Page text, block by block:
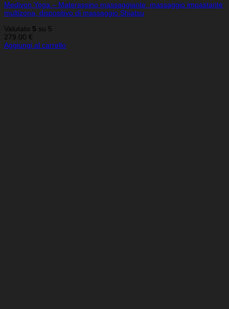
Medivon Yoga – Materassino massaggiante, massaggio impastante
multizona, dispositivo di massaggio Shiatsu
Valutato 5 su 5
279.00 €
Aggiungi al carrello